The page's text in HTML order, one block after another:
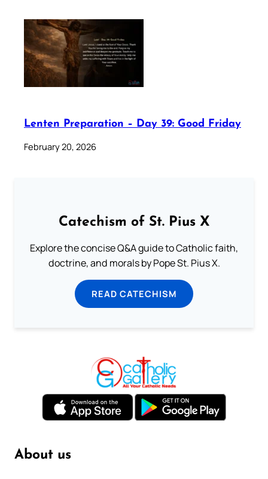
Lenten Preparation – Day 39: Good Friday
February 20, 2026
Catechism of St. Pius X
Explore the concise Q&A guide to Catholic faith,
doctrine, and morals by Pope St. Pius X.
READ CATECHISM
About us